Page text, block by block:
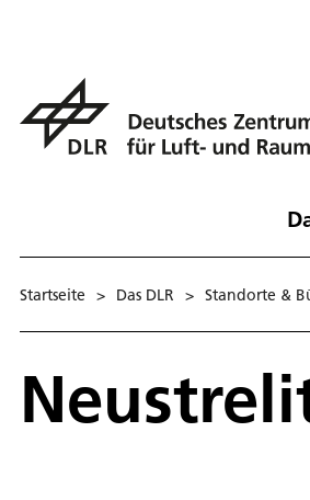
Startseite > Das DLR > Standorte &